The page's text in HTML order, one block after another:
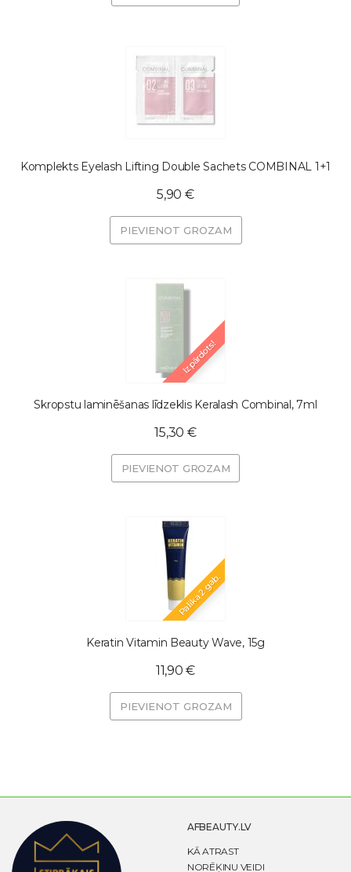
Komplekts Eyelash Lifting Double Sachets COMBINAL 1+1
5,90 €
PIEVIENOT GROZAM
Izpārdots!
Skropstu laminēšanas līdzeklis Keralash Combinal, 7ml
15,30 €
PIEVIENOT GROZAM
Palika 2 gab.
Keratin Vitamin Beauty Wave, 15g
11,90 €
PIEVIENOT GROZAM
AFBEAUTY.LV
KĀ ATRAST
NORĒĶINU VEIDI